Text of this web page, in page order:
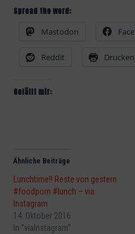
Spread the word:
Mastodon
Reddit Drucken
Gefällt mir:
Ähnliche Beiträge
Lunchtime!! Reste von gestern
#foodporn #lunch – via
Instagram
14. Oktober 2016
In "viaInstagram"